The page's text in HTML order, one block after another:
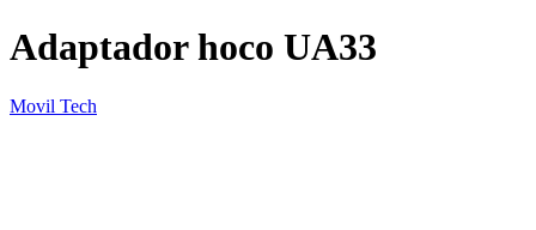
Adaptador hoco UA33
Movil Tech